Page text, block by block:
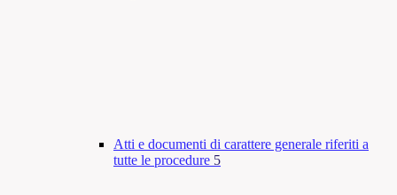
Atti e documenti di carattere generale riferiti a
tutte le procedure 5